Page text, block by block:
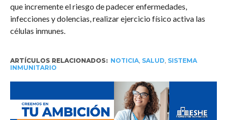
que incremente el riesgo de padecer enfermedades,
infecciones y dolencias, realizar ejercicio físico activa las
células inmunes.
ARTÍCULOS RELACIONADOS: NOTICIA, SALUD SISTEMA
INMUNITARIO